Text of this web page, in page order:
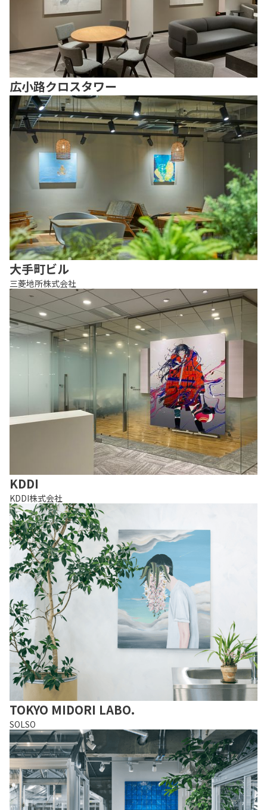
広小路クロスタワー
大手町ビル
三菱地所株式会社
KDDI
KDDI株式会社
TOKYO MIDORI LABO.
SOLSO